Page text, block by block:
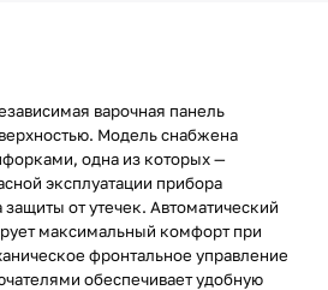
варочная панель
Модель снабжена
одна из которых —
эксплуатации прибора
от утечек. Автоматический
максимальный комфорт при
фронтальное управление
обеспечивает удобную